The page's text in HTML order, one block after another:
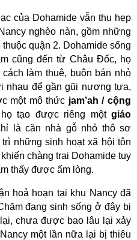
của Dohamide vẫn thu hẹp
nghèo nàn, gồm những
quận 2. Dohamide sống
cũng đến từ Châu Đốc, họ
làm thuê, buôn bán nhỏ
nhau để gần gũi nương tựa,
một mô thức jam’ah / cộng
họ tạo được riêng mộtgiáo
là căn nhà gỗ nhỏ thô sơ
trì những sinh hoạt xã hội tôn
chàng trai Dohamide tuy
thấy được ấm lòng.
hoả hoạn tại khu Nancy đã
đang sinh sống ở đây bị
chưa được bao lâu lại xảy
một lần nữa lại bị thiêu